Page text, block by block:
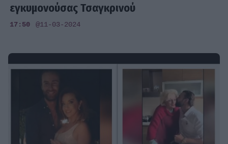
εγκυμονούσας Τσαγκρινού
17:50 @11-03-2024